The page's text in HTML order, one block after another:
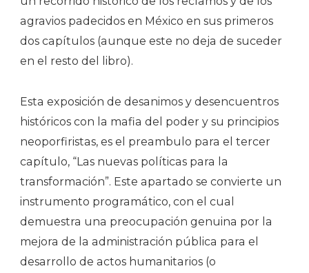
agravios padecidos en México en sus primeros
dos capítulos (aunque este no deja de suceder
en el resto del libro).
Esta exposición de desanimos y desencuentros
históricos con la mafia del poder y su principios
neoporfiristas, es el preambulo para el tercer
capítulo, “Las nuevas políticas para la
transformación”. Este apartado se convierte un
instrumento programático, con el cual
demuestra una preocupación genuina por la
mejora de la administración pública para el
desarrollo de actos humanitarios (o